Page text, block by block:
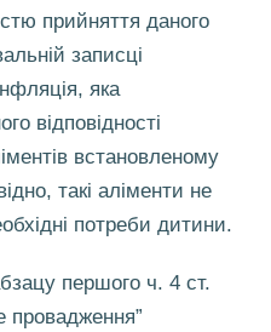
прийняття даного
записці
яка
відповідності
встановленому
такі аліменти не
потреби дитини.
першого ч. 4 ст.
провадження”